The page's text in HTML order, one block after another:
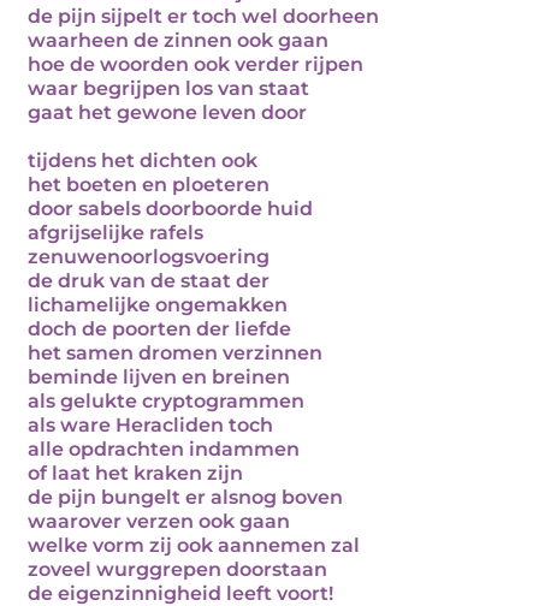
de pijn sijpelt er toch wel doorheen
waarheen de zinnen ook gaan
hoe de woorden ook verder rijpen
waar begrijpen los van staat
gaat het gewone leven door
tijdens het dichten ook
het boeten en ploeteren
door sabels doorboorde huid
afgrijselijke rafels
zenuwenoorlogsvoering
de druk van de staat der
lichamelijke ongemakken
doch de poorten der liefde
het samen dromen verzinnen
beminde lijven en breinen
als gelukte cryptogrammen
als ware Heracliden toch
alle opdrachten indammen
of laat het kraken zijn
de pijn bungelt er alsnog boven
waarover verzen ook gaan
welke vorm zij ook aannemen zal
zoveel wurggrepen doorstaan
de eigenzinnigheid leeft voort!